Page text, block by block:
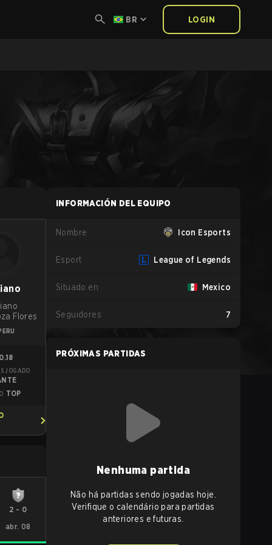
BR LOGIN
Flores
0.18
JOGADO
TOP
2 - 0
abr. 08
INFORMACIÓN DEL EQUIPO
Nombre Icon Esports
Esport League of Legends
Situado en Mexico
Seguidores 7
PRÓXIMAS PARTIDAS
Nenhuma partida
Não há partidas sendo jogadas hoje.
Verifique o calendário para partidas
anteriores e futuras.